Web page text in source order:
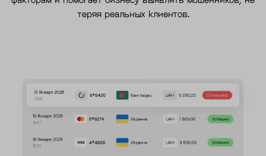
теряя реальных клиентов.